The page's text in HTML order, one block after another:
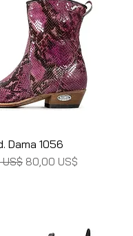
Dama 1056
Precio de oferta
80,00 US$